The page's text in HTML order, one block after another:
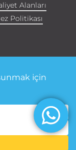
Alanları
Politikası